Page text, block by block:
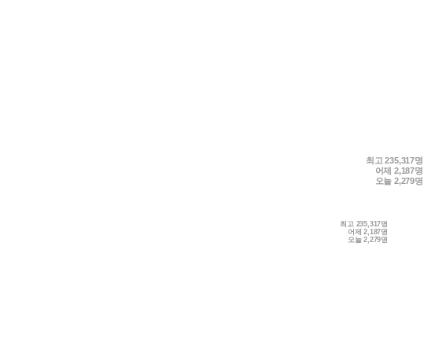
최고235,317명
어제 2,187명
오늘 2,279명
최고 235,317명
어제2,187명
오늘2,279명